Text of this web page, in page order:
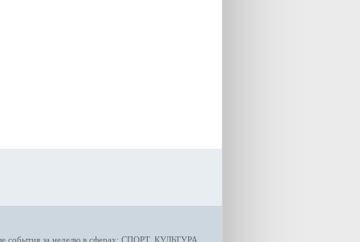
события за неделю в сферах: СПОРТ, КУЛЬТУРА,